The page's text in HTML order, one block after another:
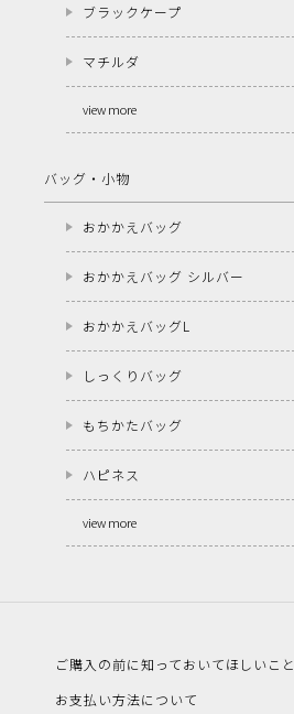
ブラックケープ
マチルダ
view more
バッグ・小物
おかかえバッグ
おかかえバッグ シルバー
おかかえバッグL
しっくりバッグ
もちかたバッグ
ハピネス
view more
ご購入の前に知っておいてほしいこと
お支払い方法について